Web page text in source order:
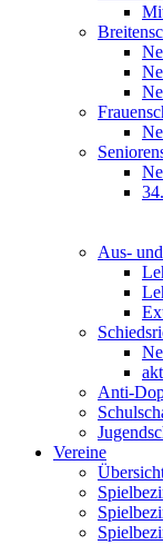
Aus-
Anti-
Vereine